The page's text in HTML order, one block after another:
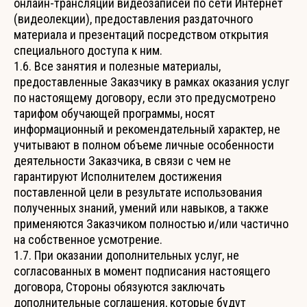
онлайн-трансляции видеозаписей по сети Интернет
(видеолекции), предоставления раздаточного
материала и презентаций посредством открытия
специального доступа к ним.
1.6. Все занятия и полезные материалы,
предоставленные Заказчику в рамках оказания услуг
по настоящему договору, если это предусмотрено
тарифом обучающей программы, носят
информационный и рекомендательный характер, не
учитывают в полном объеме личные особенности
деятельности Заказчика, в связи с чем не
гарантируют Исполнителем достижения
поставленной цели в результате использования
полученных знаний, умений или навыков, а также
применяются Заказчиком полностью и/или частично
на собственное усмотрение.
1.7. При оказании дополнительных услуг, не
согласованных в момент подписания настоящего
договора, Стороны обязуются заключать
дополнительные соглашения, которые будут